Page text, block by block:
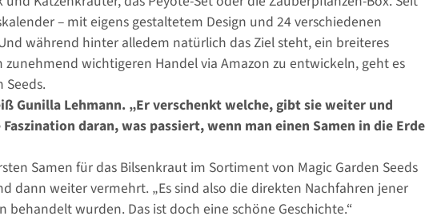
– mit eigens gestaltetem Design und 24 verschiedenen
während hinter alledem natürlich das Ziel steht, ein breiteres
wichtigeren Handel via Amazon zu entwickeln, geht es
Gunilla Lehmann. „Er verschenkt welche, gibt sie weiter und
daran, was passiert, wenn man einen Samen in die Erde
Samen für das Bilsenkraut im Sortiment von Magic Garden Seeds
dann weiter vermehrt. „Es sind also die direkten Nachfahren jener
wurden. Das ist doch eine schöne Geschichte.“